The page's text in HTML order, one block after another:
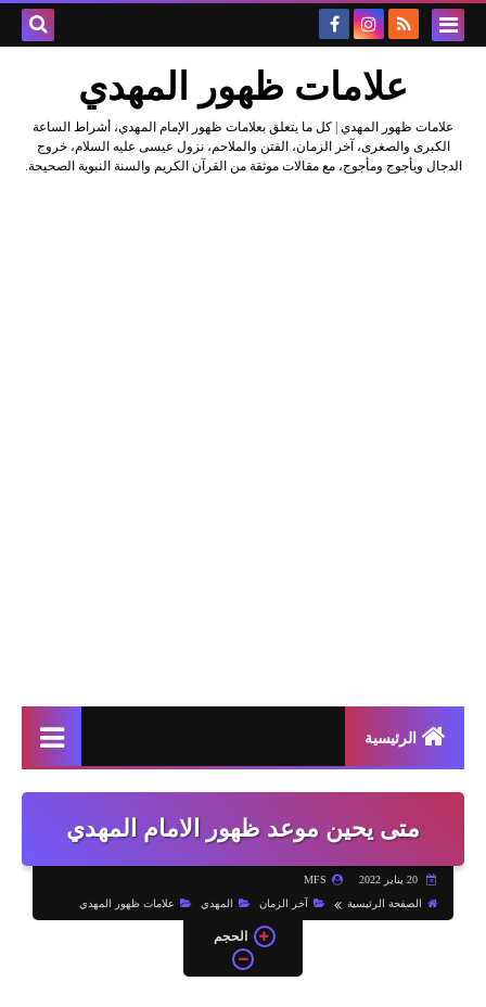
علامات ظهور المهدي
علامات ظهور المهدي | كل ما يتعلق بعلامات ظهور الإمام المهدي، أشراط الساعة
الكبرى والصغرى، آخر الزمان، الفتن والملاحم، نزول عيسى عليه السلام، خروج
الدجال ويأجوج ومأجوج، مع مقالات موثقة من القرآن الكريم والسنة النبوية الصحيحة.
الرئيسية
متى يحين موعد ظهور الامام المهدي
20 يناير 2022 MFS
الصفحة الرئيسية آخر الزمان المهدي علامات ظهور المهدي
الحجم